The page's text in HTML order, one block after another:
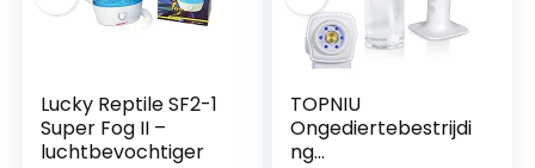
Lucky Reptile SF2-1
Super Fog II –
luchtbevochtiger
TOPNIU
Ongediertebestrijdi
ng